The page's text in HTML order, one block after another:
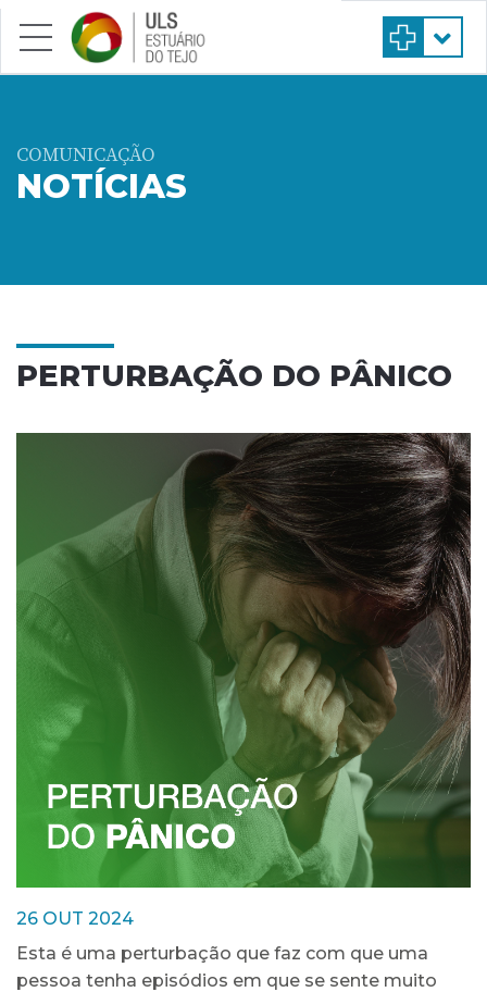
Saltar para conteúdo principal
COMUNICAÇÃO
NOTÍCIAS
PERTURBAÇÃO DO PÂNICO
26 OUT 2024
Esta é uma perturbação que faz com que uma
pessoa tenha episódios em que se sente muito